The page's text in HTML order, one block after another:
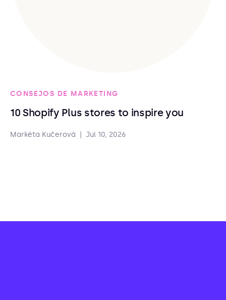
CONSEJOS DE MARKETING
10 Shopify Plus stores to inspire you
Markéta Kučerová Jul 10, 2026